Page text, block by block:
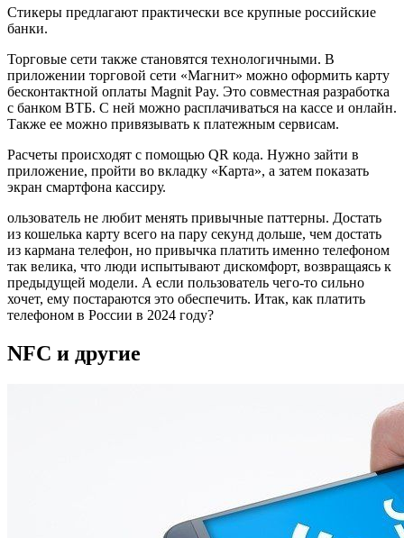
Стикеры предлагают практически все крупные российские
банки.
Торговые сети также становятся технологичными. В
приложении торговой сети «Магнит» можно оформить карту
бесконтактной оплаты Magnit Pay. Это совместная разработка
с банком ВТБ. С ней можно расплачиваться на кассе и онлайн.
Также ее можно привязывать к платежным сервисам.
Расчеты происходят с помощью QR кода. Нужно зайти в
приложение, пройти во вкладку «Карта», а затем показать
экран смартфона кассиру.
ользователь не любит менять привычные паттерны. Достать
из кошелька карту всего на пару секунд дольше, чем достать
из кармана телефон, но привычка платить именно телефоном
так велика, что люди испытывают дискомфорт, возвращаясь к
предыдущей модели. А если пользователь чего-то сильно
хочет, ему постараются это обеспечить. Итак, как платить
телефоном в России в 2024 году?
NFС и другие